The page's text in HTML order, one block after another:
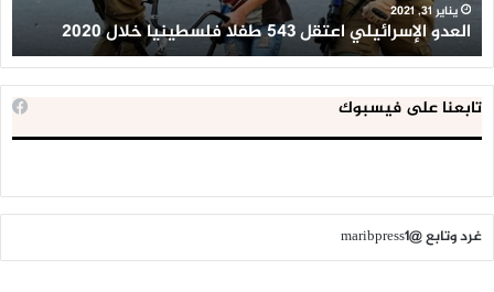
يناير 31, 2021
العدو الإسرائيلي اعتقل 543 طفلا فلسطينيا خلال 2020
تابعنا على فيسبوك
غرد وتابع @maribpress1